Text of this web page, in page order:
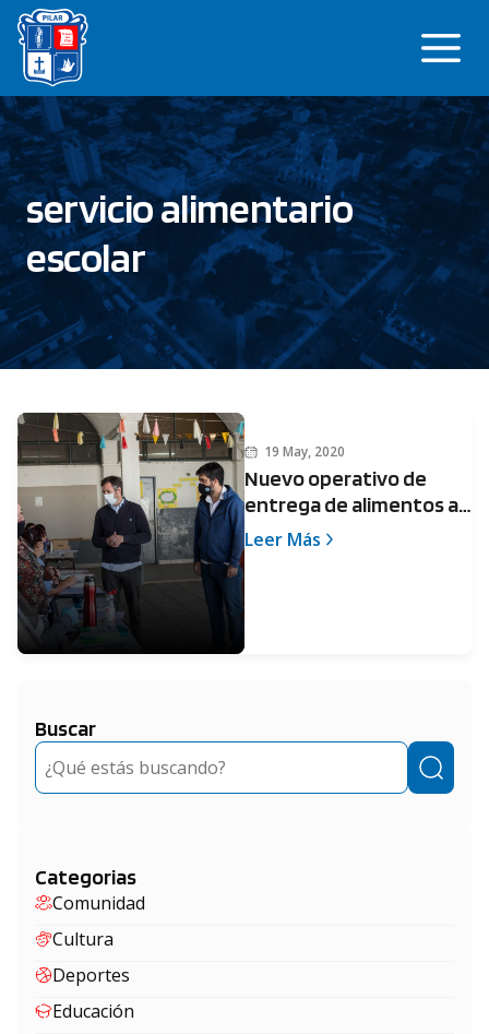
Saltar
contenido
servicio alimentario
escolar
19 May, 2020
Nuevo operativo de
entrega de alimentos a
los alumnos de escuelas
Leer Más
Buscar
Buscar
Categorias
Comunidad
Cultura
Deportes
Educación